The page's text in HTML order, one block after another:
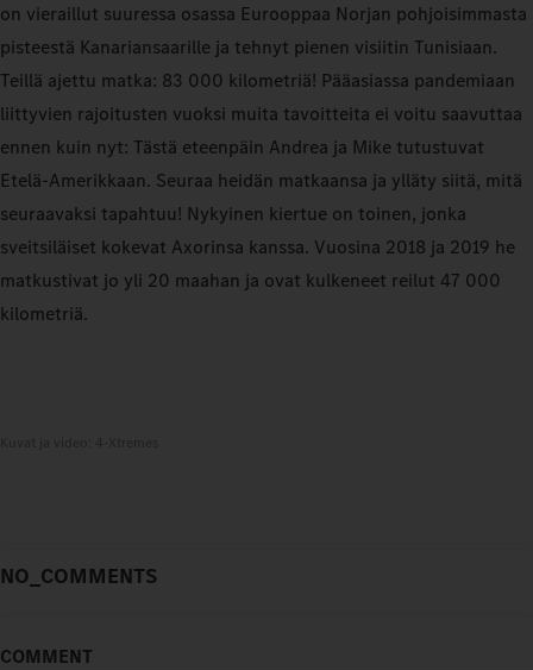
on vieraillut suuressa osassa Eurooppaa Norjan pohjoisimmasta
pisteestä Kanariansaarille ja tehnyt pienen visiitin Tunisiaan.
Teillä ajettu matka: 83 000 kilometriä! Pääasiassa pandemiaan
liittyvien rajoitusten vuoksi muita tavoitteita ei voitu saavuttaa
ennen kuin nyt: Tästä eteenpäin Andrea ja Mike tutustuvat
Etelä-Amerikkaan. Seuraa heidän matkaansa ja ylläty siitä, mitä
seuraavaksi tapahtuu! Nykyinen kiertue on toinen, jonka
sveitsiläiset kokevat Axorinsa kanssa. Vuosina 2018 ja 2019 he
matkustivat jo yli 20 maahan ja ovat kulkeneet reilut 47 000
kilometriä.
NO_COMMENTS
COMMENT